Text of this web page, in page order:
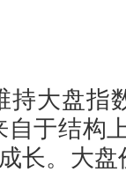
大盘指数
于结构
长。大